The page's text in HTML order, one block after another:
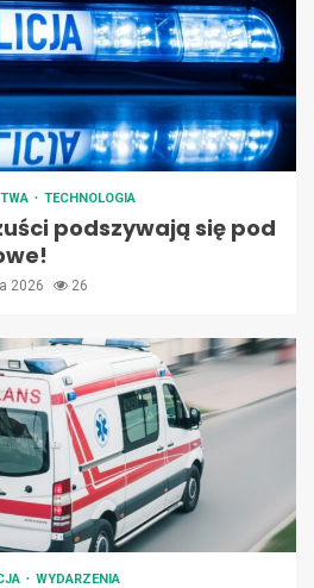
TECHNOLOGIA
podszywają się pod
2026 26
WYDARZENIA